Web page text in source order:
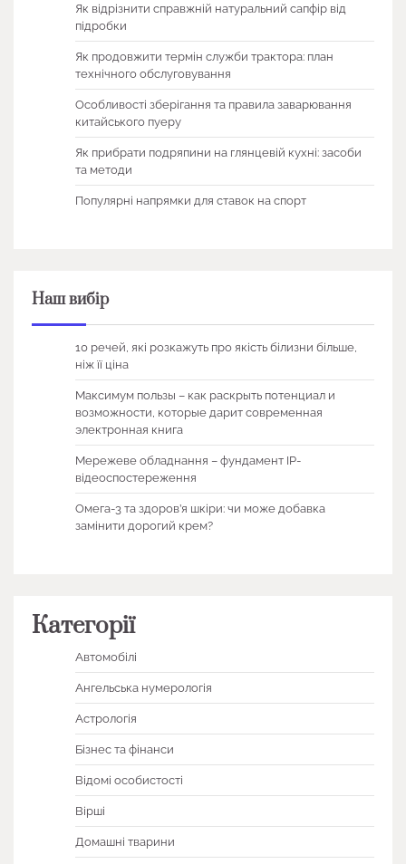
Як відрізнити справжній натуральний сапфір від
підробки
Як продовжити термін служби трактора: план
технічного обслуговування
Особливості зберігання та правила заварювання
китайського пуеру
Як прибрати подряпини на глянцевій кухні: засоби
та методи
Популярні напрямки для ставок на спорт
Наш вибір
10 речей, які розкажуть про якість білизни більше,
ніж її ціна
Максимум пользы – как раскрыть потенциал и
возможности, которые дарит современная
электронная книга
Мережеве обладнання – фундамент IP-
відеоспостереження
Омега-3 та здоров’я шкіри: чи може добавка
замінити дорогий крем?
Категорії
Автомобілі
Ангельська нумерологія
Астрологія
Бізнес та фінанси
Відомі особистості
Вірші
Домашні тварини